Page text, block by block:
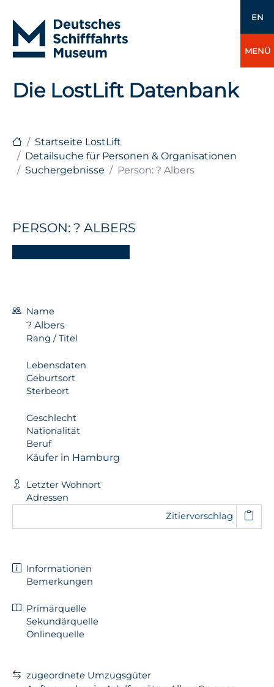
EN
MENÜ
Die LostLift Datenbank
Startseite LostLift
Detailsuche für Personen & Organisationen
Suchergebnisse
Person: ? Albers
PERSON: ? ALBERS
Name
? Albers
Rang / Titel
Lebensdaten
Geburtsort
Sterbeort
Geschlecht
Nationalität
Beruf
Käufer in Hamburg
Letzter Wohnort
Adressen
Zitiervorschlag
Informationen
Bemerkungen
Primärquelle
Sekundärquelle
Onlinequelle
zugeordnete Umzugsgüter